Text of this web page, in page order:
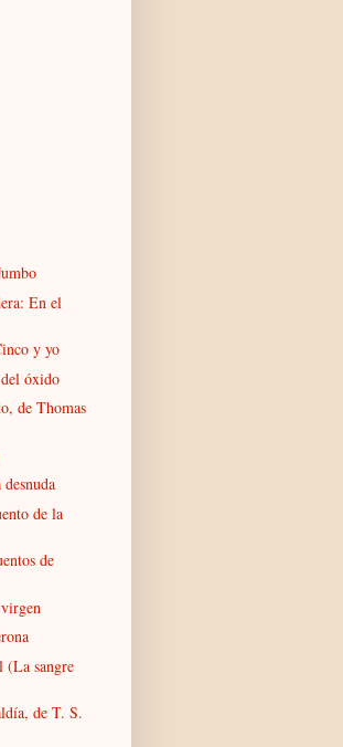
En el
y yo
óxido
de Thomas
de la
de
sangre
de T. S.